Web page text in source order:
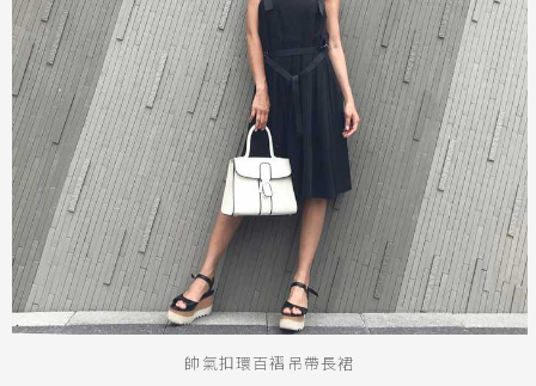
黑 白 棕 綠 橘 紫 金
銀 黃 米 裸 灰 粉紅
桃紅 紅 條紋 圖騰
標籤
吊帶 及膝洋裝
帥氣扣環百褶吊帶長裙